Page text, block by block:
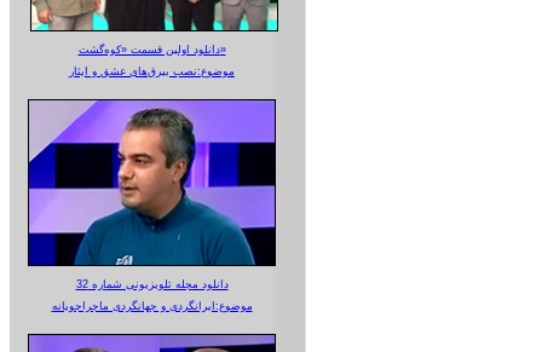
دانلود اولین قسمت «کوه‌گشت»
موضوع:نصب بیرق‌های عشق و ایثار
دانلود مجله تلویزیونی شماره 32
موضوع:ایرانگردی و جهانگردی ماجراجویانه